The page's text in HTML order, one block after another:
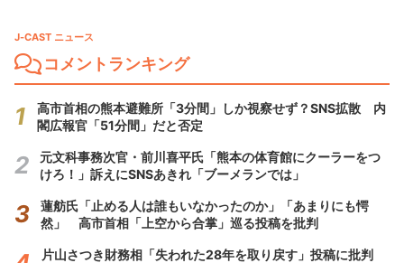
J-CAST ニュース
コメントランキング
高市首相の熊本避難所「3分間」しか視察せず？SNS拡散 内
閣広報官「51分間」だと否定
元文科事務次官・前川喜平氏「熊本の体育館にクーラーをつ
けろ！」訴えにSNSあきれ「ブーメランでは」
蓮舫氏「止める人は誰もいなかったのか」「あまりにも愕
然」 高市首相「上空から合掌」巡る投稿を批判
片山さつき財務相「失われた28年を取り戻す」投稿に批判